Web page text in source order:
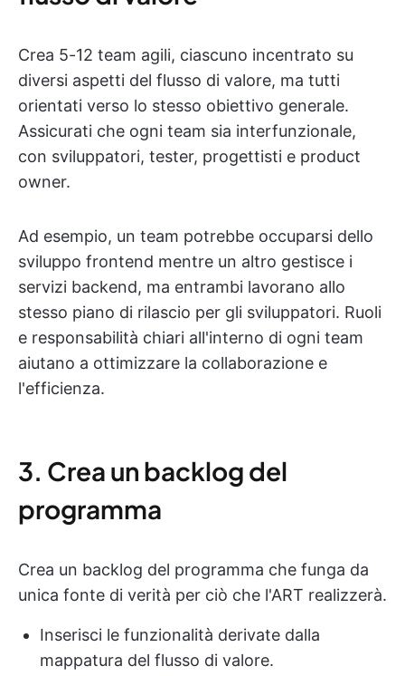
Crea 5-12 team agili, ciascuno incentrato su
diversi aspetti del flusso di valore, ma tutti
orientati verso lo stesso obiettivo generale.
Assicurati che ogni team sia interfunzionale,
con sviluppatori, tester, progettisti e product
owner.
Ad esempio, un team potrebbe occuparsi dello
sviluppo frontend mentre un altro gestisce i
servizi backend, ma entrambi lavorano allo
stesso piano di rilascio per gli sviluppatori. Ruoli
e responsabilità chiari all'interno di ogni team
aiutano a ottimizzare la collaborazione e
l'efficienza.
3. Crea un backlog del
programma
Crea un backlog del programma che funga da
unica fonte di verità per ciò che l'ART realizzerà.
Inserisci le funzionalità derivate dalla
mappatura del flusso di valore.